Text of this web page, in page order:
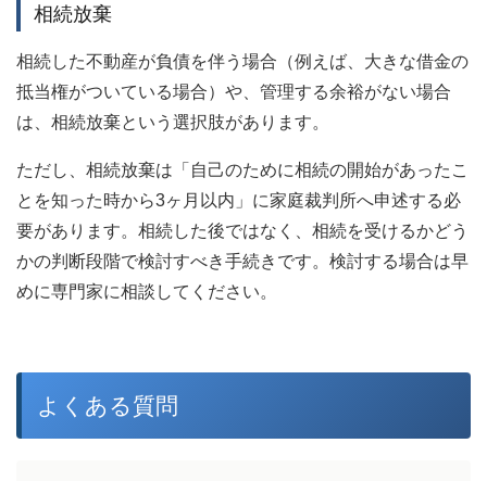
相続放棄
相続した不動産が負債を伴う場合（例えば、大きな借金の
抵当権がついている場合）や、管理する余裕がない場合
は、相続放棄という選択肢があります。
ただし、相続放棄は「自己のために相続の開始があったこ
とを知った時から3ヶ月以内」に家庭裁判所へ申述する必
要があります。相続した後ではなく、相続を受けるかどう
かの判断段階で検討すべき手続きです。検討する場合は早
めに専門家に相談してください。
よくある質問